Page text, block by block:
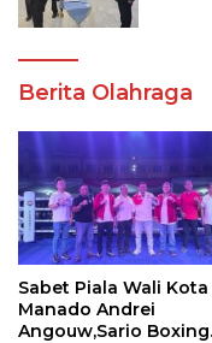
Berita Olahraga
Sabet Piala Wali Kota
Manado Andrei
Angouw,Sario Boxing